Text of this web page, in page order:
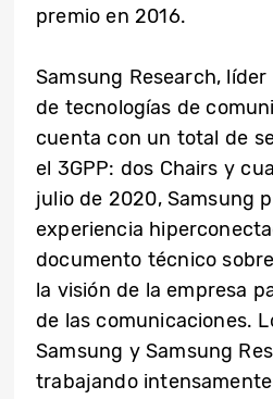
premio en 2016.
Samsung Research,
de tecnologías de
cuenta con un total de
el 3GPP: dos Chairs y
julio de 2020, Samsung
experiencia
documento técnico
la visión de la empresa
de las comunicaciones.
Samsung y Samsung
trabajando